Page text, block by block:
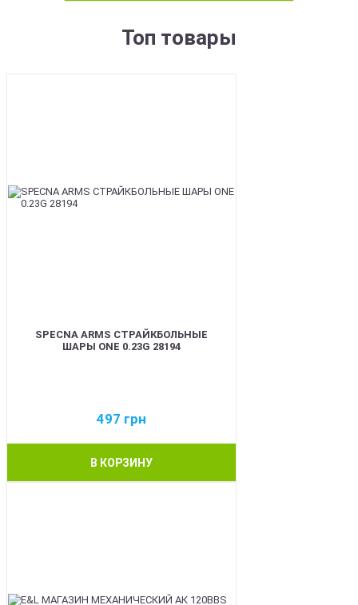
Топ товары
SPECNA ARMS СТРАЙКБОЛЬНЫЕ
ШАРЫ ONE 0.23G 28194
497 грн
В КОРЗИНУ